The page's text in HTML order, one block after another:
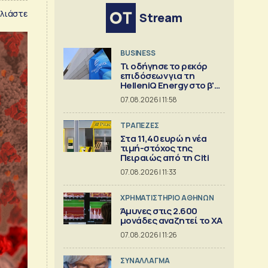
Stream
BUSINESS
Τι οδήγησε το ρεκόρ
επιδόσεων για τη
HelleniQ Energy στο β'
τρίμηνο
07.08.2026 | 11:58
ΤΡΑΠΕΖΕΣ
Στα 11,40 ευρώ η νέα
τιμή-στόχος της
Πειραιώς από τη Citi
07.08.2026 | 11:33
XΡΗΜΑΤΙΣΤΗΡΙΟ ΑΘΗΝΩΝ
Άμυνες στις 2.600
μονάδες αναζητεί το ΧΑ
07.08.2026 | 11:26
ΣΥΝΑΛΛΑΓΜΑ